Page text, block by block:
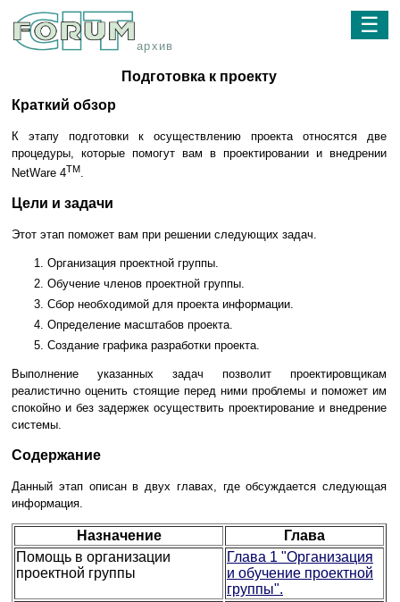
архив
☰
Подготовка к проекту
Краткий обзор
К этапу подготовки к осуществлению проекта относятся две
процедуры, которые помогут вам в проектировании и внедрении
NetWare 4TM.
Цели и задачи
Этот этап поможет вам при решении следующих задач.
Организация проектной группы.
Обучение членов проектной группы.
Сбор необходимой для проекта информации.
Определение масштабов проекта.
Создание графика разработки проекта.
Выполнение указанных задач позволит проектировщикам
реалистично оценить стоящие перед ними проблемы и поможет им
спокойно и без задержек осуществить проектирование и внедрение
системы.
Содержание
Данный этап описан в двух главах, где обсуждается следующая
информация.
Назначение
Глава
Помощь в организации
проектной группы
Глава 1 "Организация
и обучение проектной
группы".